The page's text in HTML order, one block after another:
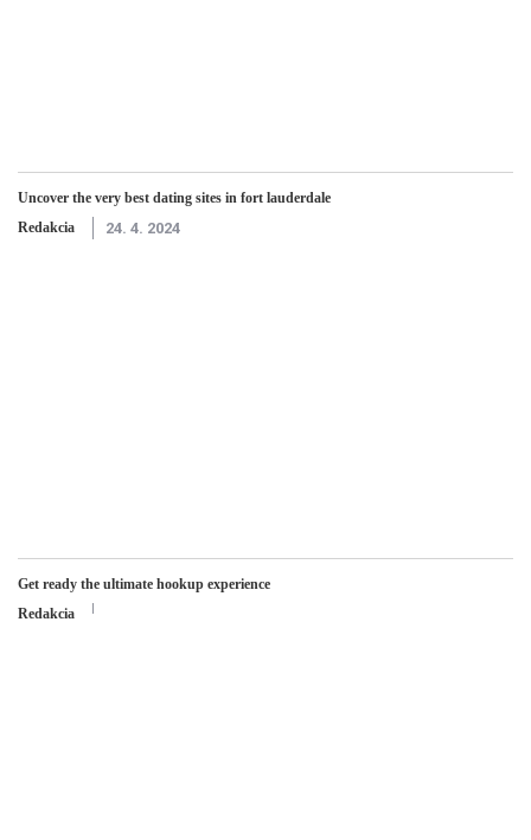
Uncover the very best dating sites in fort lauderdale
Redakcia
24. 4. 2024
Get ready the ultimate hookup experience
Redakcia